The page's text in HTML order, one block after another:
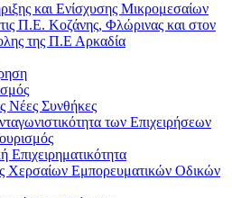
και Ενίσχυσης Μικρομεσαίων
Π.Ε. Κοζάνης, Φλώρινας και στον
της Π.Ε Αρκαδία
Νέες Συνθήκες
των Επιχειρήσεων
Επιχειρηματικότητα
Χερσαίων Εμπορευματικών Οδικών